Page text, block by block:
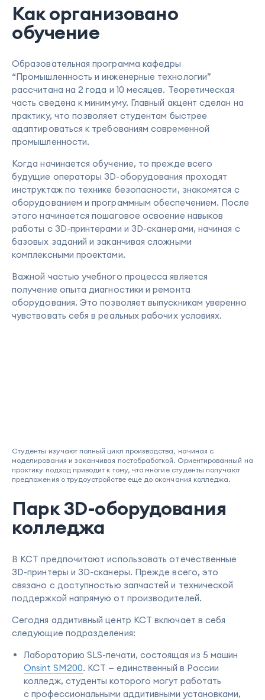
Как организовано
обучение
Образовательная программа кафедры
“Промышленность и инженерные технологии”
рассчитана на 2 года и 10 месяцев. Теоретическая
часть сведена к минимуму. Главный акцент сделан на
практику, что позволяет студентам быстрее
адаптироваться к требованиям современной
промышленности.
Когда начинается обучение, то прежде всего
будущие операторы 3D-оборудования проходят
инструктаж по технике безопасности, знакомятся с
оборудованием и программным обеспечением. После
этого начинается пошаговое освоение навыков
работы с 3D-принтерами и 3D-сканерами, начиная с
базовых заданий и заканчивая сложными
комплексными проектами.
Важной частью учебного процесса является
получение опыта диагностики и ремонта
оборудования. Это позволяет выпускникам уверенно
чувствовать себя в реальных рабочих условиях.
Студенты изучают полный цикл производства, начиная с
моделирования и заканчивая постобработкой. Ориентированный на
практику подход приводит к тому, что многие студенты получают
предложения о трудоустройстве еще до окончания колледжа.
Парк 3D-оборудования
колледжа
В КСТ предпочитают использовать отечественные
3D-принтеры и 3D-сканеры. Прежде всего, это
связано с доступностью запчастей и технической
поддержкой напрямую от производителей.
Сегодня аддитивный центр КСТ включает в себя
следующие подразделения:
Лабораторию SLS-печати, состоящая из 5 машин
Onsint SM200. КСТ — единственный в России
колледж, студенты которого могут работать
с профессиональными аддитивными установками,